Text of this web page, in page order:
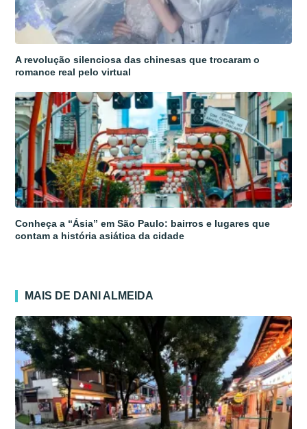
A revolução silenciosa das chinesas que trocaram o
romance real pelo virtual
Conheça a “Ásia” em São Paulo: bairros e lugares que
contam a história asiática da cidade
MAIS DE DANI ALMEIDA